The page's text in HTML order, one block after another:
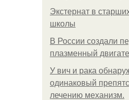
Экстернат в
школы
В России создали
плазменный
У вич и рака
одинаковый
лечению механизм.